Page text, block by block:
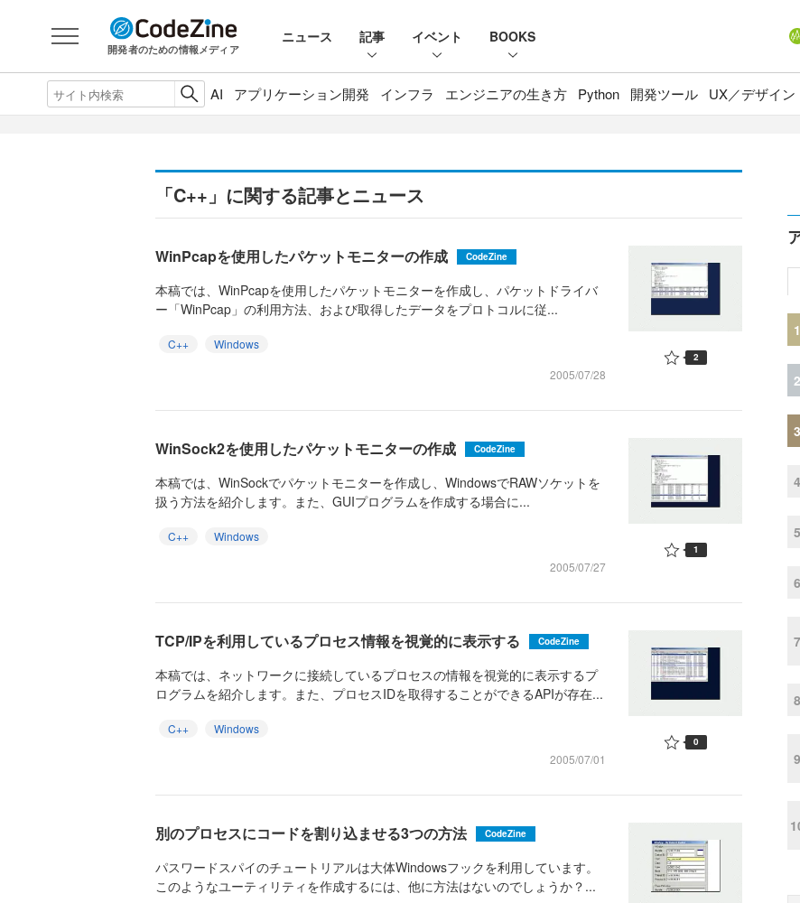
開発者のための情報メディア
ニュース 記事 イベント BOOKS
AI アプリケーション開発 インフラ エンジニアの生き方 Python 開発ツール UX／デザイン
「C++」に関する記事とニュース
WinPcapを使用したパケットモニターの作成 CodeZine
本稿では、WinPcapを使用したパケットモニターを作成し、パケットドライバ
ー「WinPcap」の利用方法、および取得したデータをプロトコルに従...
C++
Windows
2005/07/28
2
WinSock2を使用したパケットモニターの作成 CodeZine
本稿では、WinSockでパケットモニターを作成し、WindowsでRAWソケットを
扱う方法を紹介します。また、GUIプログラムを作成する場合に...
C++
Windows
2005/07/27
1
TCP/IPを利用しているプロセス情報を視覚的に表示する CodeZine
本稿では、ネットワークに接続しているプロセスの情報を視覚的に表示するプ
ログラムを紹介します。また、プロセスIDを取得することができるAPIが存在...
C++
Windows
2005/07/01
0
別のプロセスにコードを割り込ませる3つの方法 CodeZine
パスワードスパイのチュートリアルは大体Windowsフックを利用しています。
このようなユーティリティを作成するには、他に方法はないのでしょうか？...
1
2
3
4
5
6
7
8
9